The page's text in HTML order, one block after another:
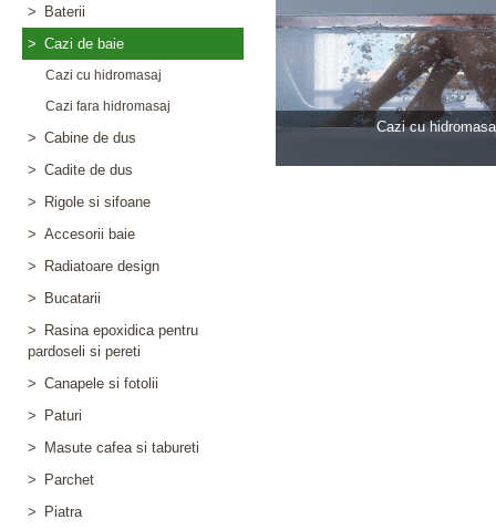
>
Baterii
> Cazi de baie
Cazi cu hidromasaj
Cazi fara hidromasaj
> Cabine de dus
> Cadite de dus
>
Rigole si sifoane
> Accesorii baie
>
Radiatoare design
>
Bucatarii
>
Rasina epoxidica pentru
pardoseli si pereti
> Canapele si fotolii
>
Paturi
>
Masute cafea si tabureti
>
Parchet
>
Piatra
Cazi cu